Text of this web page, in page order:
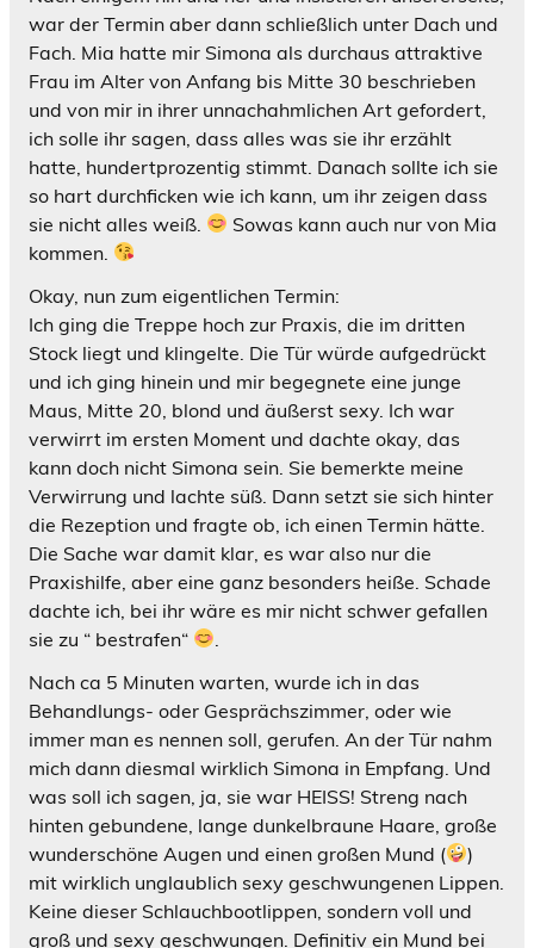
war der Termin aber dann schließlich unter Dach und
Fach. Mia hatte mir Simona als durchaus attraktive
Frau im Alter von Anfang bis Mitte 30 beschrieben
und von mir in ihrer unnachahmlichen Art gefordert,
ich solle ihr sagen, dass alles was sie ihr erzählt
hatte, hundertprozentig stimmt. Danach sollte ich sie
so hart durchficken wie ich kann, um ihr zeigen dass
sie nicht alles weiß.
Sowas kann auch nur von Mia
kommen.
Okay, nun zum eigentlichen Termin:
Ich ging die Treppe hoch zur Praxis, die im dritten
Stock liegt und klingelte. Die Tür würde aufgedrückt
und ich ging hinein und mir begegnete eine junge
Maus, Mitte 20, blond und äußerst sexy. Ich war
verwirrt im ersten Moment und dachte okay, das
kann doch nicht Simona sein. Sie bemerkte meine
Verwirrung und lachte süß. Dann setzt sie sich hinter
die Rezeption und fragte ob, ich einen Termin hätte.
Die Sache war damit klar, es war also nur die
Praxishilfe, aber eine ganz besonders heiße. Schade
dachte ich, bei ihr wäre es mir nicht schwer gefallen
sie zu “ bestrafen“
Nach ca 5 Minuten warten, wurde ich in das
Behandlungs- oder Gesprächszimmer, oder wie
immer man es nennen soll, gerufen. An der Tür nahm
mich dann diesmal wirklich Simona in Empfang. Und
was soll ich sagen, ja, sie war HEISS! Streng nach
hinten gebundene, lange dunkelbraune Haare, große
wunderschöne Augen und einen großen Mund (
)
mit wirklich unglaublich sexy geschwungenen Lippen.
Keine dieser Schlauchbootlippen, sondern voll und
groß und sexy geschwungen. Definitiv ein Mund bei